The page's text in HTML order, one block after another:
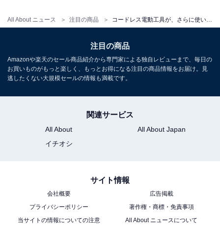
All About ニュース 注目の商品
のがもっと楽しく、もっとお得になる情報をお届け。編集部員によ
こちらもおすすめ
【Amazonお買い得情報】マーシャル「ワイヤ
レスオンイヤーヘッドホン」が特別価格で登場
中【6月5日】
注目の商品
Amazonや楽天のセール商品紹介から専門家による独自レビューまで、毎日の
お買いものがもっと楽しく、もっとお得になる注目の商品情報をお届け。見
逃したくない大規模セールの情報も満載です。
関連サービス
All About
All About Japan
イチオシ
サイト情報
会社概要
広告掲載
プライバシーポリシー
著作権・商標・免責事項
当サイトの情報についての注意
All About ニュースについて